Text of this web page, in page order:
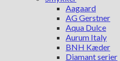
Aagaard
AG Gerstner
Aqua Dulce
Aurum Italy
BNH Kæder
Diamant serier